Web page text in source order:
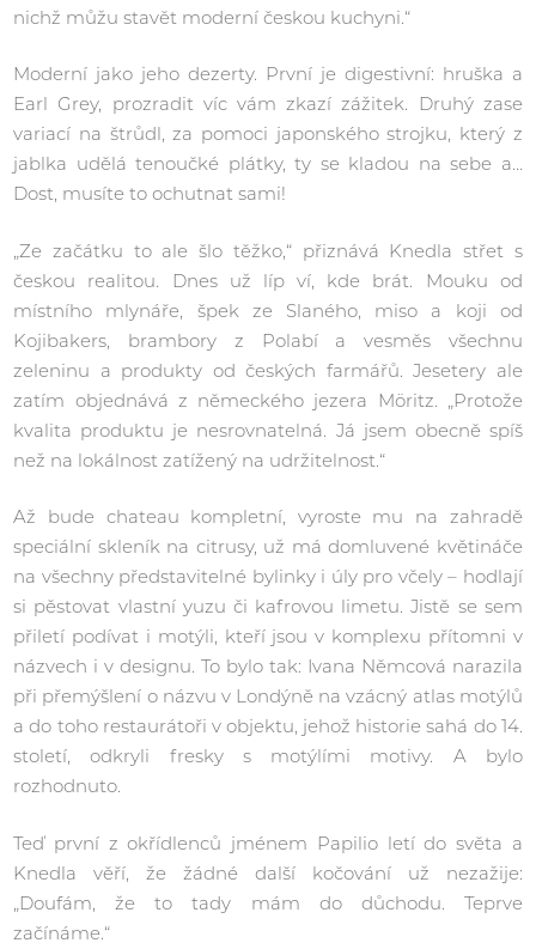
nichž můžu stavět moderní českou kuchyni.“
Moderní jako jeho dezerty. První je digestivní: hruška a
Earl Grey, prozradit víc vám zkazí zážitek. Druhý zase
variací na štrůdl, za pomoci japonského strojku, který z
jablka udělá tenoučké plátky, ty se kladou na sebe a…
Dost, musíte to ochutnat sami!
„Ze začátku to ale šlo těžko,“ přiznává Knedla střet s
českou realitou. Dnes už líp ví, kde brát. Mouku od
místního mlynáře, špek ze Slaného, miso a koji od
Kojibakers, brambory z Polabí a vesměs všechnu
zeleninu a produkty od českých farmářů. Jesetery ale
zatím objednává z německého jezera Möritz. „Protože
kvalita produktu je nesrovnatelná. Já jsem obecně spíš
než na lokálnost zatížený na udržitelnost.“
Až bude chateau kompletní, vyroste mu na zahradě
speciální skleník na citrusy, už má domluvené květináče
na všechny představitelné bylinky i úly pro včely – hodlají
si pěstovat vlastní yuzu či kafrovou limetu. Jistě se sem
přiletí podívat i motýli, kteří jsou v komplexu přítomni v
názvech i v designu. To bylo tak: Ivana Němcová narazila
při přemýšlení o názvu v Londýně na vzácný atlas motýlů
a do toho restaurátoři v objektu, jehož historie sahá do 14.
století, odkryli fresky s motýlími motivy. A bylo
rozhodnuto.
Teď první z okřídlenců jménem Papilio letí do světa a
Knedla věří, že žádné další kočování už nezažije:
„Doufám, že to tady mám do důchodu. Teprve
začínáme.“